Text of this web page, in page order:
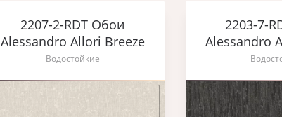
2207-2-RDT Обои
Alessandro Allori Breeze
Водостойкие
2203-7-
Alessandro